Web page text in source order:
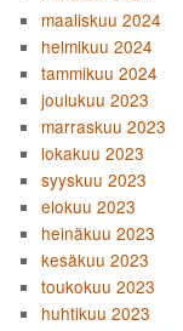
maaliskuu 2024
helmikuu 2024
tammikuu 2024
joulukuu 2023
marraskuu 2023
lokakuu 2023
syyskuu 2023
elokuu 2023
heinäkuu 2023
kesäkuu 2023
toukokuu 2023
huhtikuu 2023